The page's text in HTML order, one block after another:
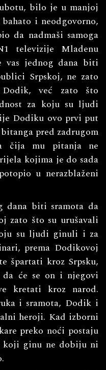
bilo je u manjoj
i neodgovorno,
da nadmaši samoga
televizije Mladenu
vas jednog dana biti
Srpskoj, ne zato
već zato što
za koju su ljudi
Dodiku ovo prvi put
pred zadrugom
čija mu pitanja ne
kojima je do sada
u nerazblaženi
dana biti sramota da
zato što su urušavali
su ljudi ginuli i za
prema Dodikovoj
špartati kroz Srpsku,
da će se on i njegovi
kretati kroz narod.
i sramota, Dodik i
heroji. Kad izborni
preko noći postaju
ginu ne dobiju ni